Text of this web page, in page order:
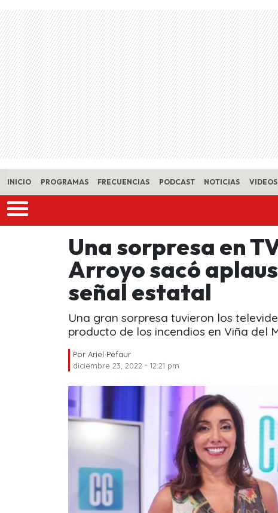
Skip to main content
INICIO PROGRAMAS FRECUENCIAS PODCAST NOTICIAS VIDEOS
Una sorpresa en
Arroyo sacó
señal estatal
Una gran sorpresa tuvieron los
producto de los incendios en Viña del
Por Ariel Pefaur
diciembre 23, 2022 - 12:21 pm